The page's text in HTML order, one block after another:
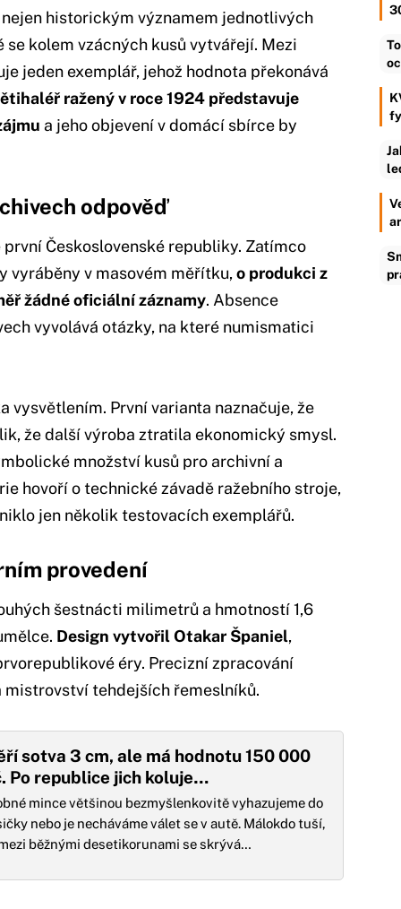
historickým významem jednotlivých
kolem vzácných kusů vytvářejí. Mezi
jeden exemplář, jehož hodnota překonává
ražený v roce 1924 představuje
a jeho objevení v domácí sbírce by
odpověď
Československé republiky. Zatímco
vyráběny v masovém měřítku,o produkci z
žádné oficiální záznamy. Absence
vyvolává otázky, na které numismatici
První varianta naznačuje, že
že další výroba ztratila ekonomický smysl.
množství kusů pro archivní a
hovoří o technické závadě ražebního stroje,
jen několik testovacích exemplářů.
provedení
šestnácti milimetrů a hmotností 1,6
Design vytvořil Otakar Španiel,
éry. Precizní zpracování
tehdejších řemeslníků.
sotva 3 cm, ale má hodnotu 150 000
Po republice jich koluje…
mince většinou bezmyšlenkovitě vyhazujeme do
nebo je necháváme válet se v autě. Málokdo tuší,
běžnými desetikorunami se skrývá…